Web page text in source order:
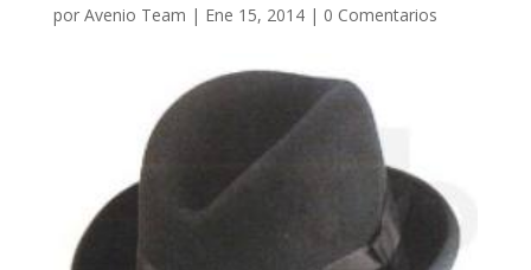
por Avenio Team | Ene 15, 2014| 0 Comentarios